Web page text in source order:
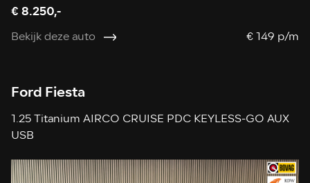
€ 8.250,-
Bekijk deze auto € 149 p/m
Ford Fiesta
1.25 Titanium AIRCO CRUISE PDC KEYLESS-GO AUX
USB